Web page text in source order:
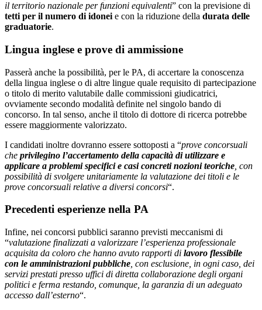
il territorio nazionale per funzioni equivalenti” con la previsione di
tetti per il numero di idonei e con la riduzione della durata delle
graduatorie.
Lingua inglese e prove di ammissione
Passerà anche la possibilità, per le PA, di accertare la conoscenza
della lingua inglese o di altre lingue quale requisito di partecipazione
o titolo di merito valutabile dalle commissioni giudicatrici,
ovviamente secondo modalità definite nel singolo bando di
concorso. In tal senso, anche il titolo di dottore di ricerca potrebbe
essere maggiormente valorizzato.
I candidati inoltre dovranno essere sottoposti a “prove concorsuali
che privilegino l’accertamento della capacità di utilizzare e
applicare a problemi specifici e casi concreti nozioni teoriche , con
possibilità di svolgere unitariamente la valutazione dei titoli e le
prove concorsuali relative a diversi concorsi“.
Precedenti esperienze nella PA
Infine, nei concorsi pubblici saranno previsti meccanismi di
“valutazione finalizzati a valorizzare l’esperienza professionale
acquisita da coloro che hanno avuto rapporti di lavoro flessibile
con le amministrazioni pubbliche , con esclusione, in ogni caso, dei
servizi prestati presso uffici di diretta collaborazione degli organi
politici e ferma restando, comunque, la garanzia di un adeguato
accesso dall’esterno“.